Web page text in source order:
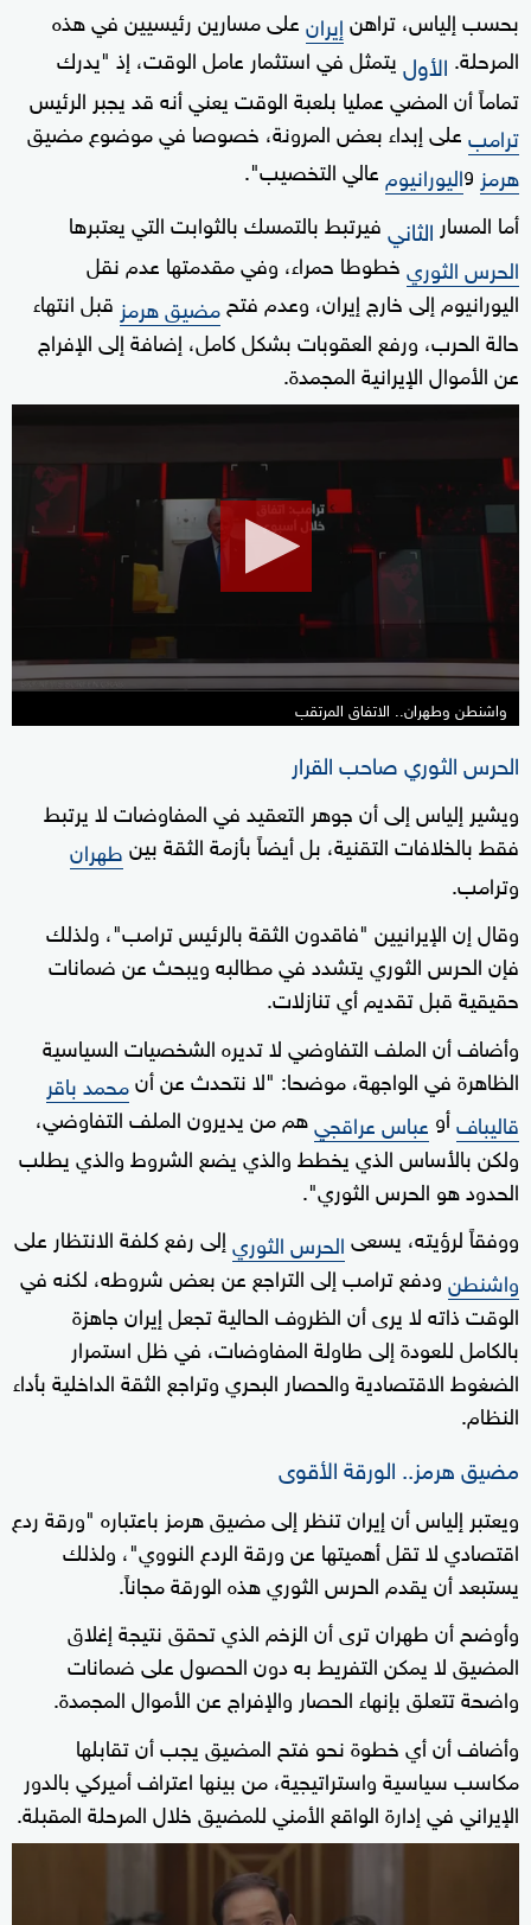
بحسب إلياس، تراهنإيرانعلى مسارين رئيسيين في هذه
المرحلة. الأوليتمثل في استثمار عامل الوقت، إذ "يدرك
تماماً أن المضي عمليا بلعبة الوقت يعني أنه قد يجبر الرئيس
ترامبعلى إبداء بعض المرونة، خصوصا في موضوع مضيق
هرمز واليورانيوم عالي التخصيب".
أما المسار الثانيفيرتبط بالتمسك بالثوابت التي يعتبرها
الحرس الثوريخطوطا حمراء، وفي مقدمتها عدم نقل
اليورانيوم إلى خارج إيران، وعدم فتحمضيق هرمز قبل انتهاء
حالة الحرب، ورفع العقوبات بشكل كامل، إضافة إلى الإفراج
عن الأموال الإيرانية المجمدة.
seconds
واشنطن وطهران.. الاتفاق المرتقب
الحرس الثوري صاحب القرار
ويشير إلياس إلى أن جوهر التعقيد في المفاوضات لا يرتبط
فقط بالخلافات التقنية، بل أيضاً بأزمة الثقة بينطهران
وترامب.
وقال إن الإيرانيين "فاقدون الثقة بالرئيس ترامب"، ولذلك
فإن الحرس الثوري يتشدد في مطالبه ويبحث عن ضمانات
حقيقية قبل تقديم أي تنازلات.
وأضاف أن الملف التفاوضي لا تديره الشخصيات السياسية
الظاهرة في الواجهة، موضحا: "لا نتحدث عن أنمحمد باقر
قاليبافأو عباس عراقجيهم من يديرون الملف التفاوضي،
ولكن بالأساس الذي يخطط والذي يضع الشروط والذي يطلب
الحدود هو الحرس الثوري".
ووفقاً لرؤيته، يسعىالحرس الثوريإلى رفع كلفة الانتظار على
واشنطنودفع ترامب إلى التراجع عن بعض شروطه، لكنه في
الوقت ذاته لا يرى أن الظروف الحالية تجعل إيران جاهزة
بالكامل للعودة إلى طاولة المفاوضات، في ظل استمرار
الضغوط الاقتصادية والحصار البحري وتراجع الثقة الداخلية بأداء
النظام.
مضيق هرمز.. الورقة الأقوى
ويعتبر إلياس أن إيران تنظر إلى مضيق هرمز باعتباره "ورقة ردع
اقتصادي لا تقل أهميتها عن ورقة الردع النووي"، ولذلك
يستبعد أن يقدم الحرس الثوري هذه الورقة مجاناً.
وأوضح أن طهران ترى أن الزخم الذي تحقق نتيجة إغلاق
المضيق لا يمكن التفريط به دون الحصول على ضمانات
واضحة تتعلق بإنهاء الحصار والإفراج عن الأموال المجمدة.
وأضاف أن أي خطوة نحو فتح المضيق يجب أن تقابلها
مكاسب سياسية واستراتيجية، من بينها اعتراف أميركي بالدور
الإيراني في إدارة الواقع الأمني للمضيق خلال المرحلة المقبلة.